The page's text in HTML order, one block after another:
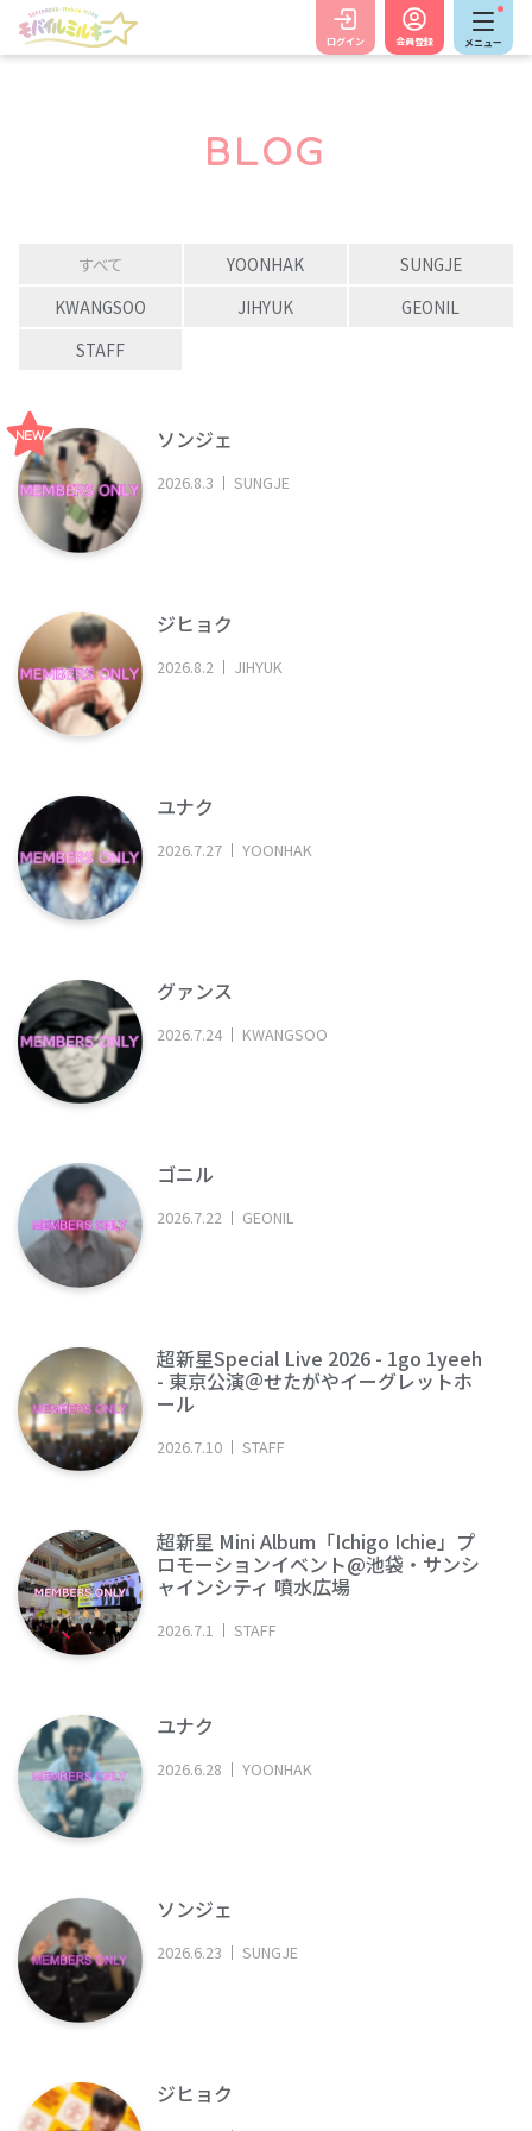
ログイン 会員登録 メニュー
BLOG
すべて YOONHAK
SUNGJE
KWANGSOO
JIHYUK
GEONIL
STAFF
ソンジェ
2026.8.3 SUNGJE
ジヒョク
2026.8.2 JIHYUK
ユナク
2026.7.27 YOONHAK
グァンス
2026.7.24 KWANGSOO
ゴニル
2026.7.22 GEONIL
超新星Special Live 2026 - 1go 1yeeh
- 東京公演＠せたがやイーグレットホ
ール
2026.7.10 STAFF
超新星 Mini Album「Ichigo Ichie」プ
ロモーションイベント@池袋・サンシ
ャインシティ 噴水広場
2026.7.1 STAFF
ユナク
2026.6.28 YOONHAK
ソンジェ
2026.6.23 SUNGJE
ジヒョク